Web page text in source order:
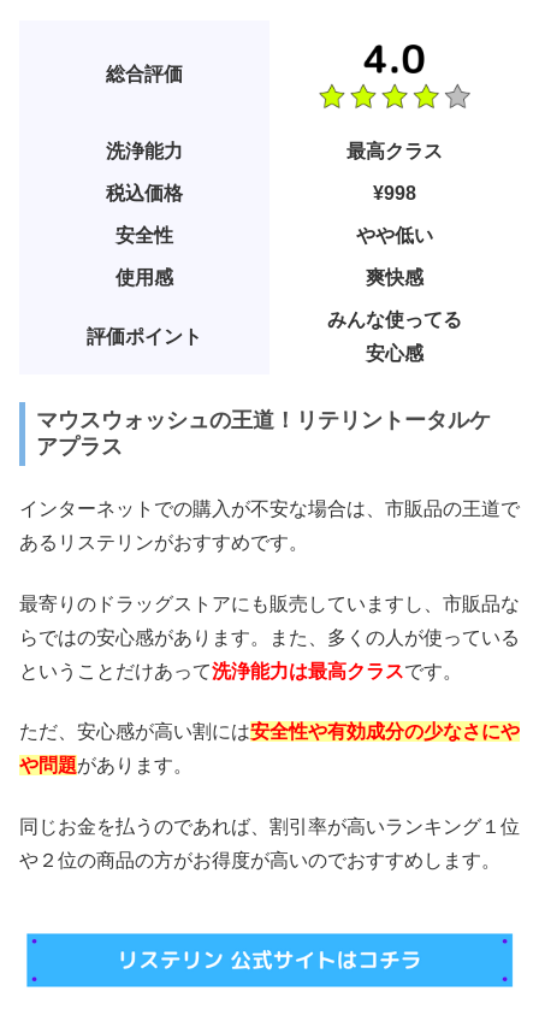
総合評価
洗浄能力 最高クラス
税込価格 ¥998
安全性 やや低い
使用感 爽快感
評価ポイント
みんな使ってる
安心感
マウスウォッシュの王道！リテリントータルケ
アプラス
インターネットでの購入が不安な場合は、市販品の王道で
あるリステリンがおすすめです。
最寄りのドラッグストアにも販売していますし、市販品な
らではの安心感があります。また、多くの人が使っている
ということだけあって洗浄能力は最高クラスです。
ただ、安心感が高い割には安全性や有効成分の少なさにや
や問題があります。
同じお金を払うのであれば、割引率が高いランキング１位
や２位の商品の方がお得度が高いのでおすすめします。